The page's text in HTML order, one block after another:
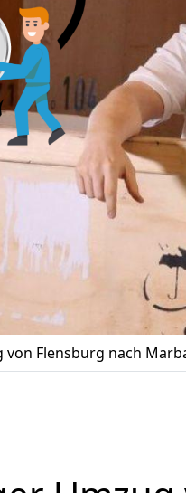
von Flensburg nach